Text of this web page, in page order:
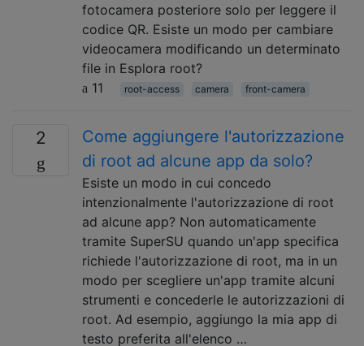
fotocamera posteriore solo per leggere il
codice QR. Esiste un modo per cambiare
videocamera modificando un determinato
file in Esplora root?
11
root-access camera front-camera
2
Come aggiungere l'autorizzazione
di root ad alcune app da solo?
Esiste un modo in cui concedo
intenzionalmente l'autorizzazione di root
ad alcune app? Non automaticamente
tramite SuperSU quando un'app specifica
richiede l'autorizzazione di root, ma in un
modo per scegliere un'app tramite alcuni
strumenti e concederle le autorizzazioni di
root. Ad esempio, aggiungo la mia app di
testo preferita all'elenco …